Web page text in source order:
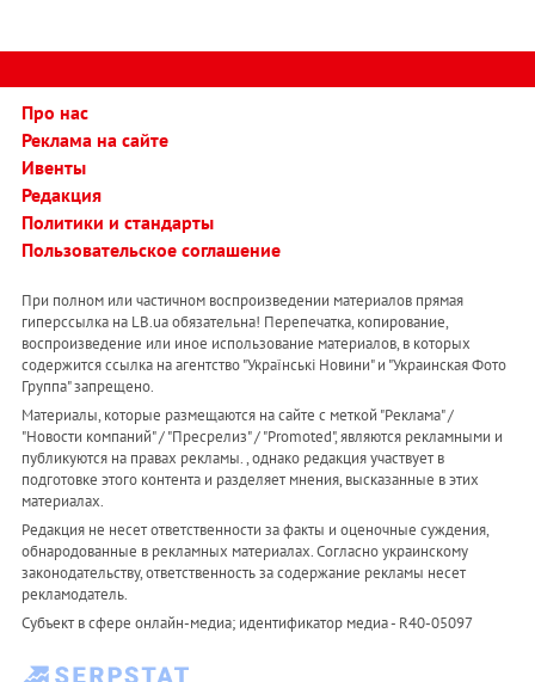
Про нас
Реклама на сайте
Ивенты
Редакция
Политики и стандарты
Пользовательское соглашение
При полном или частичном воспроизведении материалов прямая
гиперссылка на LB.ua обязательна! Перепечатка, копирование,
воспроизведение или иное использование материалов, в которых
содержится ссылка на агентство "Українськi Новини" и "Украинская Фото
Группа" запрещено.
Материалы, которые размещаются на сайте с меткой "Реклама" /
"Новости компаний" / "Пресрелиз" / "Promoted", являются рекламными и
публикуются на правах рекламы. , однако редакция участвует в
подготовке этого контента и разделяет мнения, высказанные в этих
материалах.
Редакция не несет ответственности за факты и оценочные суждения,
обнародованные в рекламных материалах. Согласно украинскому
законодательству, ответственность за содержание рекламы несет
рекламодатель.
Субъект в сфере онлайн-медиа; идентификатор медиа - R40-05097